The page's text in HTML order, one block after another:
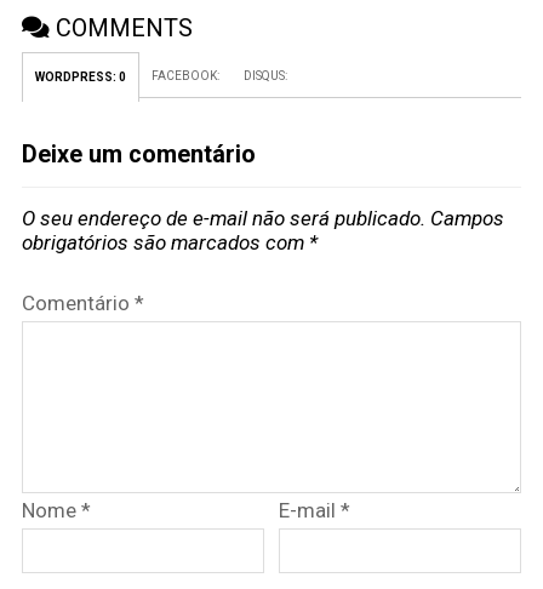
COMMENTS
WORDPRESS: 0 FACEBOOK: DISQUS:
Deixe um comentário
O seu endereço de e-mail não será publicado. Campos
obrigatórios são marcados com *
Comentário *
Nome * E-mail*